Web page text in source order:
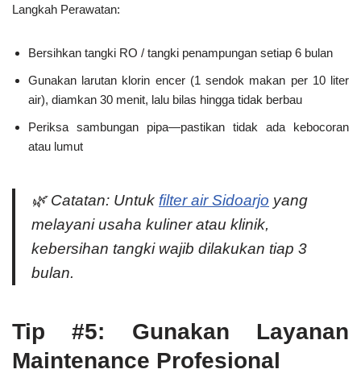
Langkah Perawatan:
Bersihkan tangki RO / tangki penampungan setiap 6 bulan
Gunakan larutan klorin encer (1 sendok makan per 10 liter
air), diamkan 30 menit, lalu bilas hingga tidak berbau
Periksa sambungan pipa—pastikan tidak ada kebocoran
atau lumut
🌿Catatan: Untuk filter air Sidoarjo yang
melayani usaha kuliner atau klinik,
kebersihan tangki wajib dilakukan tiap 3
bulan.
Tip #5: Gunakan Layanan
Maintenance Profesional